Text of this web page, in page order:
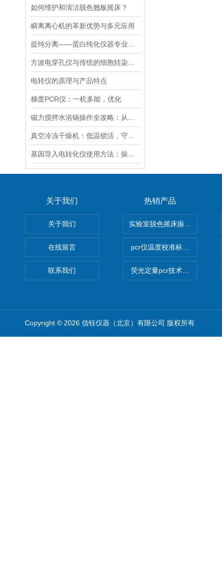
如何维护和清洁脱色翘板摇床？
瞬离离心机的革新优势与多元应用
电转仪的原理与产品特点
梯度PCR仪：一机多能，优化
关于我们
关于我们
在线留言
联系我们
热销产品
实验室脱色摇床振荡器
pcr仪温度校准标定设备
荧光定量pcr技术定制化服务
Copyright © 2026 信钰仪器（北京）有限公司 版权所有